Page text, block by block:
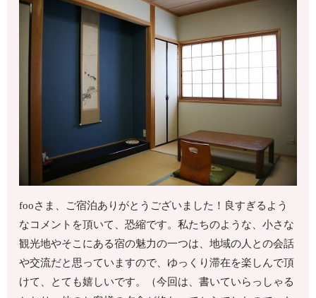
fooさま、ご宿泊ありがとうございました！良すぎるよう
なコメントを頂いて、恐縮です。私たちのような、小さな
観光地やそこにある宿の魅力の一つは、地域の人との会話
や交流だと思っていますので、ゆっくり滞在を楽しんで頂
けて、とても嬉しいです。（今回は、書いていらっしゃる